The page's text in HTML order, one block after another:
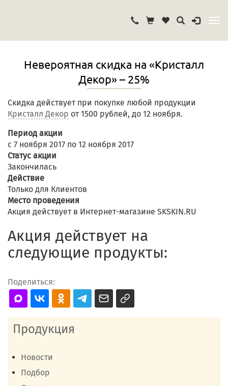
Невероятная скидка на «Кристалл
Декор» – 25%
Скидка действует при покупке любой продукции
Кристалл Декор от 1500 рублей, до 12 ноября.
Период акции
с 7 ноября 2017 по 12 ноября 2017
Статус акции
Закончилась
Действие
Только для Клиентов
Место проведения
Акция действует в Интернет-магазине SKSKIN.RU
Акция действует на
следующие продукты:
Поделиться:
Продукция
Новости
Подбор